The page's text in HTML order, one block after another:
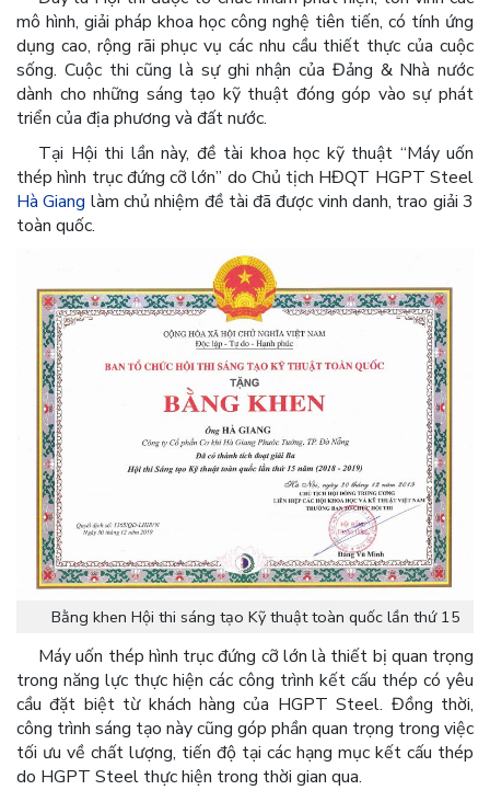
mô hình, giải pháp khoa học công nghệ tiên tiến, có tính ứng
dụng cao, rộng rãi phục vụ các nhu cầu thiết thực của cuộc
sống. Cuộc thi cũng là sự ghi nhận của Đảng & Nhà nước
dành cho những sáng tạo kỹ thuật đóng góp vào sự phát
triển của địa phương và đất nước.
Tại Hội thi lần này, đề tài khoa học kỹ thuật “Máy uốn
thép hình trục đứng cỡ lớn” do Chủ tịch HĐQT HGPT Steel
Hà Giang làm chủ nhiệm đề tài đã được vinh danh, trao giải 3
toàn quốc.
Bằng khen Hội thi sáng tạo Kỹ thuật toàn quốc lần thứ 15
Máy uốn thép hình trục đứng cỡ lớn là thiết bị quan trọng
trong năng lực thực hiện các công trình kết cấu thép có yêu
cầu đặt biệt từ khách hàng của HGPT Steel. Đồng thời,
công trình sáng tạo này cũng góp phần quan trọng trong việc
tối ưu về chất lượng, tiến độ tại các hạng mục kết cấu thép
do HGPT Steel thực hiện trong thời gian qua.